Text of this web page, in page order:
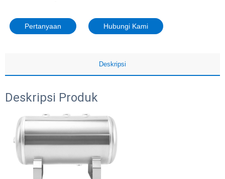
Pertanyaan Hubungi Kami
Deskripsi
Deskripsi Produk